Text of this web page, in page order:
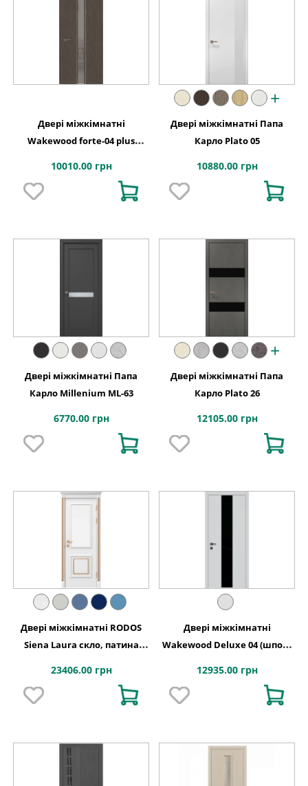
Двері міжкімнатні
Wakewood forte-04 plus
10010.00 грн
+
Двері міжкімнатні Папа
Карло Plato 05
10880.00 грн
Двері міжкімнатні Папа
Карло Millenium ML-63
6770.00 грн
+
Двері міжкімнатні Папа
Карло Plato 26
12105.00 грн
Двері міжкімнатні RODOS
Siena Laura скло, патина
23406.00 грн
Двері міжкімнатні
Wakewood Deluxe 04 (шпон-
12935.00 грн